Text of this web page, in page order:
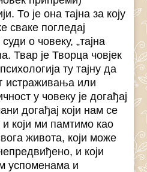
То је она тајна за коју
сваке погледај
о човеку, „тајна
Твар је Творца човјек
ту тајну да
истраживања или
у човеку је догађај
догађај који нам се
који ми памтимо као
живота, који може
и који
успоменама и